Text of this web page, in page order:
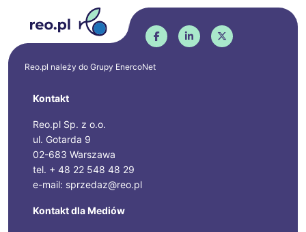
Reo.pl należy do Grupy EnercoNet
Kontakt
Reo.pl Sp. z o.o.
ul. Gotarda 9
02-683 Warszawa
tel. + 48 22 548 48 29
e-mail: sprzedaz@reo.pl
Kontakt dla Mediów